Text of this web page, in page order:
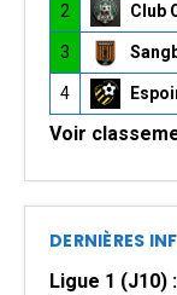
2 Club
3
4
Voir
DERNIÈRES
Ligue 1 (J10)